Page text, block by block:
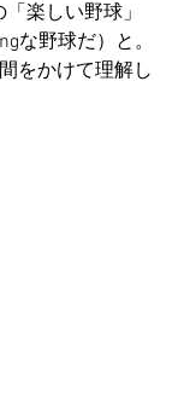
楽しい野球」
な野球だ）と。
をかけて理解し